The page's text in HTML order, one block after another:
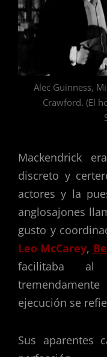
Alec Guinness,
Crawford. (El
Mackendrick
discreto y
actores y la
anglosajones
gusto y
Leo McCarey,
facilitaba al
ejecución se
Sus aparentes